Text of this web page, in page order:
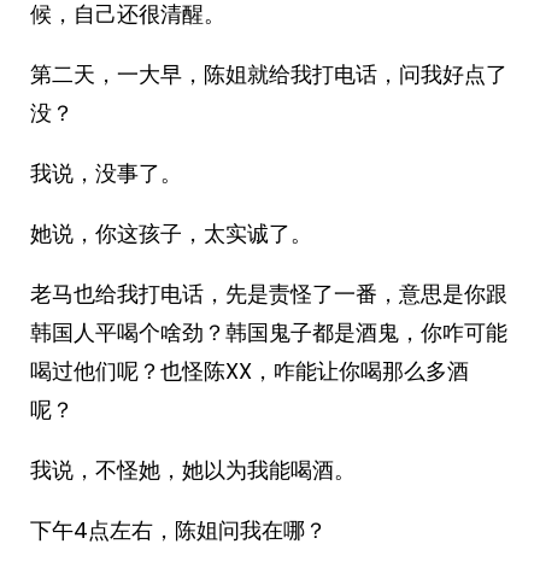
候，自己还很清醒。
第二天，一大早，陈姐就给我打电话，问我好点了
没？
我说，没事了。
她说，你这孩子，太实诚了。
老马也给我打电话，先是责怪了一番，意思是你跟
韩国人平喝个啥劲？韩国鬼子都是酒鬼，你咋可能
喝过他们呢？也怪陈XX，咋能让你喝那么多酒
呢？
我说，不怪她，她以为我能喝酒。
下午4点左右，陈姐问我在哪？